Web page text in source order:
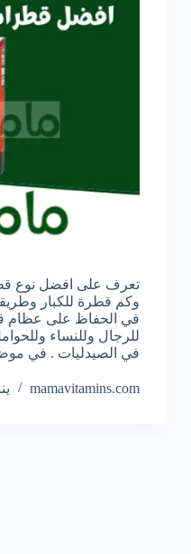
تعرف على افضل نوع
وكم قطرة للكبار
في الحفاظ على عظام
للرجال وللنساء
في الصيدليات . في
mamavitamins.com